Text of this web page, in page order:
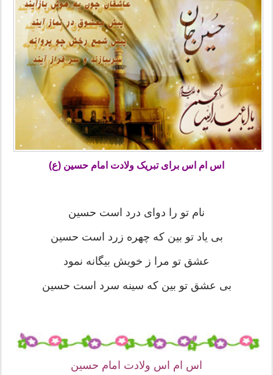
اس ام اس برای تبريک ولادت امام حسين (ع)
نام تو را دواى درد است حسین
بى یاد تو بین که چهره زرد است حسین
عشق تو مرا ز خویش بیگانه نمود
بى عشق تو بین که سینه سرد است حسین
اس ام اس ولادت امام حسین